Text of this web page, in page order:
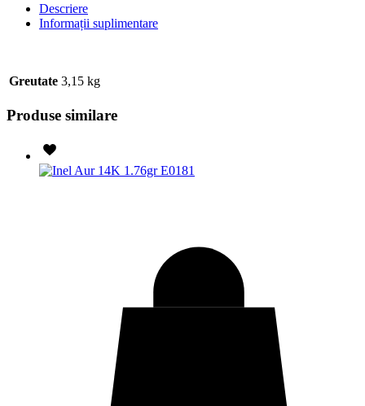
Descriere
Informații suplimentare
Greutate 3,15 kg
Produse similare